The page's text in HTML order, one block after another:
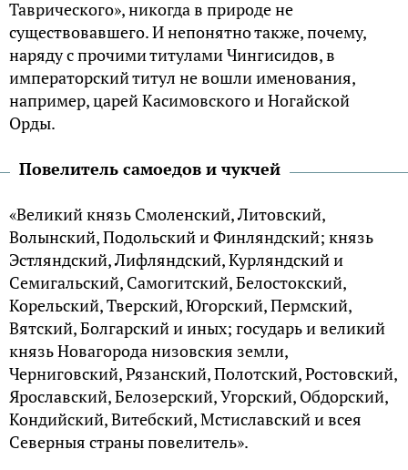
Таврического», никогда в природе не
существовавшего. И непонятно также, почему,
наряду с прочими титулами Чингисидов, в
императорский титул не вошли именования,
например, царей Касимовского и Ногайской
Орды.
Повелитель самоедов и чукчей
«Великий князь Смоленский, Литовский,
Волынский, Подольский и Финляндский; князь
Эстляндский, Лифляндский, Курляндский и
Семигальский, Самогитский, Белостокский,
Корельский, Тверский, Югорский, Пермский,
Вятский, Болгарский и иных; государь и великий
князь Новагорода низовския земли,
Черниговский, Рязанский, Полотский, Ростовский,
Ярославский, Белозерский, Угорский, Обдорский,
Кондийский, Витебский, Мстиславский и всея
Северныя страны повелитель».